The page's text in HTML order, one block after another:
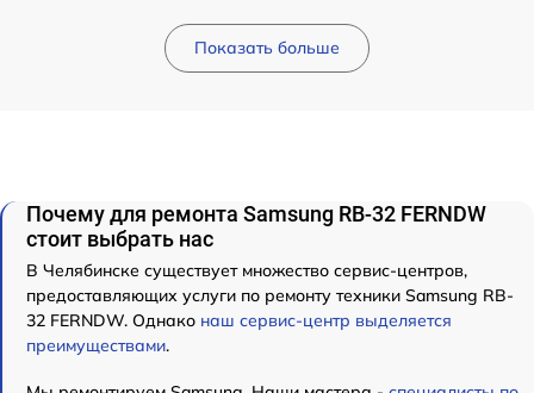
Показать больше
Почему для ремонта Samsung RB-32 FERNDW
стоит выбрать нас
В Челябинске существует множество сервис-центров,
предоставляющих услуги по ремонту техники Samsung RB-
32 FERNDW. Однако наш сервис-центр выделяется
преимуществами.